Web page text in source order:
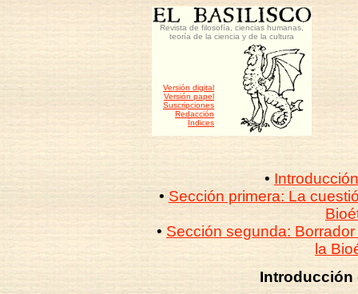
Revista de filosofía, ciencias humanas,
teoría de la ciencia y de la cultura
Versión digital
Versión papel
Suscripciones
Redacción
Índices
•
•Sección primera: La
• Sección segunda:
la
Introducción